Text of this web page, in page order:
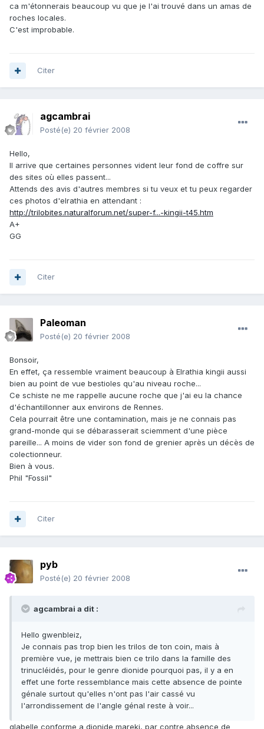
ca m'étonnerais beaucoup vu que je l'ai trouvé dans un amas de
roches locales.
C'est improbable.
Citer
agcambrai
Posté(e) 20 février 2008
Hello,
Il arrive que certaines personnes vident leur fond de coffre sur
des sites où elles passent...
Attends des avis d'autres membres si tu veux et tu peux regarder
ces photos d'elrathia en attendant :
http://trilobites.naturalforum.net/super-f...-kingii-t45.htm
A+
GG
Citer
Paleoman
Posté(e) 20 février 2008
Bonsoir,
En effet, ça ressemble vraiment beaucoup à Elrathia kingii aussi
bien au point de vue bestioles qu'au niveau roche...
Ce schiste ne me rappelle aucune roche que j'ai eu la chance
d'échantillonner aux environs de Rennes.
Cela pourrait être une contamination, mais je ne connais pas
grand-monde qui se débarasserait sciemment d'une pièce
pareille... A moins de vider son fond de grenier après un décès de
colectionneur.
Bien à vous.
Phil "Fossil"
Citer
pyb
Posté(e) 20 février 2008
agcambrai a dit :
Hello gwenbleiz,
Je connais pas trop bien les trilos de ton coin, mais à
première vue, je mettrais bien ce trilo dans la famille des
trinucléidés, pour le genre dionide pourquoi pas, il y a en
effet une forte ressemblance mais cette absence de pointe
génale surtout qu'elles n'ont pas l'air cassé vu
l'arrondissement de l'angle génal reste à voir...
glabelle conforme a dionide mareki, par contre absence de